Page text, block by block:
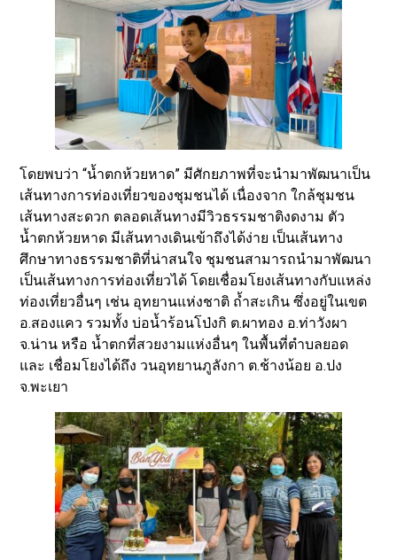
โดยพบว่า “น้ำตกห้วยหาด” มีศักยภาพที่จะนำมาพัฒนาเป็น
เส้นทางการท่องเที่ยวของชุมชนได้ เนื่องจาก ใกล้ชุมชน
เส้นทางสะดวก ตลอดเส้นทางมีวิวธรรมชาติงดงาม ตัว
น้ำตกห้วยหาด มีเส้นทางเดินเข้าถึงได้ง่าย เป็นเส้นทาง
ศึกษาทางธรรมชาติที่น่าสนใจ ชุมชนสามารถนำมาพัฒนา
เป็นเส้นทางการท่องเที่ยวได้ โดยเชื่อมโยงเส้นทางกับแหล่ง
ท่องเที่ยวอื่นๆ เช่น อุทยานแห่งชาติ ถ้ำสะเกิน ซึ่งอยู่ในเขต
อ.สองแคว รวมทั้ง บ่อน้ำร้อนโป่งกิ ต.ผาทอง อ.ท่าวังผา
จ.น่าน หรือ น้ำตกที่สวยงามแห่งอื่นๆ ในพื้นที่ตำบลยอด
และ เชื่อมโยงได้ถึง วนอุทยานภูลังกา ต.ช้างน้อย อ.ปง
จ.พะเยา